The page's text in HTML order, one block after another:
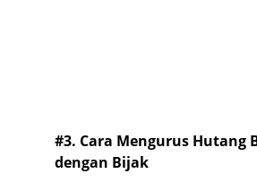
#3. Cara Mengurus Hutang
dengan Bijak